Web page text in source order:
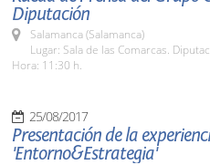
Diputación
Salamanca (Salamanca)
Lugar: Sala de las Comarcas.
Hora: 11:30 h.
25/08/2017
Presentación de la
'Entorno&Estrategia'